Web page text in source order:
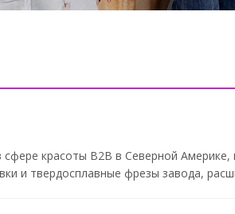
красоты B2B в Северной
и твердосплавные фрезы завода,